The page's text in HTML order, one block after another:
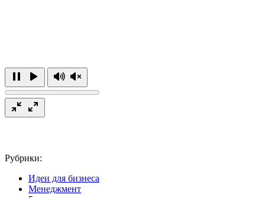
Рубрики:
Идеи для бизнеса
Менеджмент